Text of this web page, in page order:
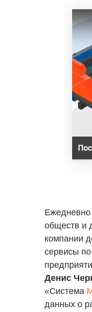
Ежедневно
обществ и
компании
сервисы
Денис
«Система
данных о